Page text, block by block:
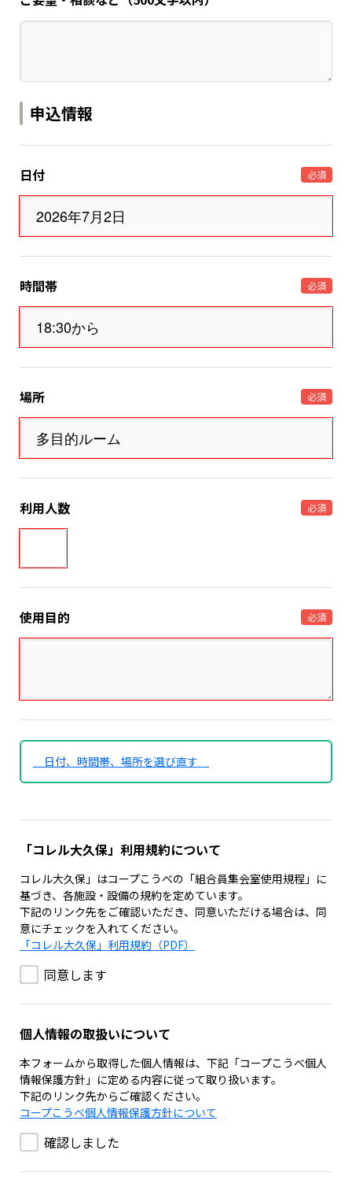
申込情報
日付 必須
時間帯 必須
場所 必須
利用人数 必須
使用目的 必須
日付、時間帯、場所を選び直す
「コレル大久保」利用規約について
コレル大久保」はコープこうべの「組合員集会室使用規程」に
基づき、各施設・設備の規約を定めています。
下記のリンク先をご確認いただき、同意いただける場合は、同
意にチェックを入れてください。
「コレル大久保」利用規約（PDF）
同意します
個人情報の取扱いについて
本フォームから取得した個人情報は、下記「コープこうべ個人
情報保護方針」に定める内容に従って取り扱います。
下記のリンク先からご確認ください。
コープこうべ個人情報保護方針について
確認しました